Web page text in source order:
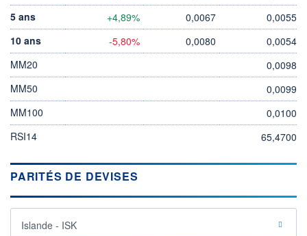
5 ans
+4,89% 0,0067
0,0055
10 ans
-5,80% 0,0080
0,0054
MM20
0,0098
MM50
0,0099
MM100
0,0100
RSI14
65,4700
PARITÉS DE DEVISES
Islande - ISK